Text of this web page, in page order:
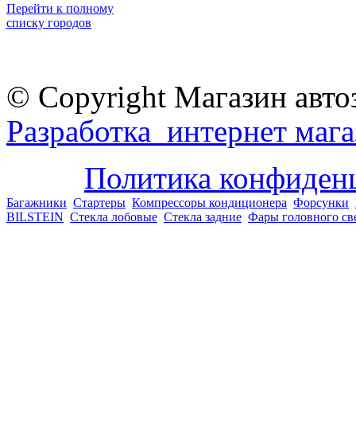
Перейти к полному
списку городов
© Copyright Магазин
Разработка интернет
Политика
Багажники Стартеры Компрессоры кондиционера Форсунки
BILSTEIN Стекла лобовые Стекла задние Фары головного